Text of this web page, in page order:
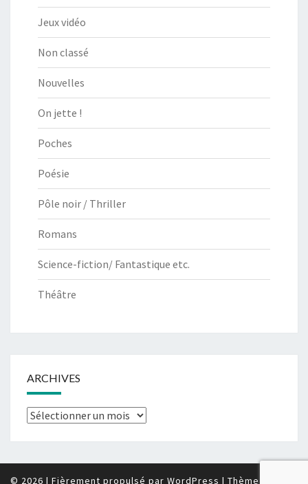
Jeux vidéo
Non classé
Nouvelles
On jette !
Poches
Poésie
Pôle noir / Thriller
Romans
Science-fiction/ Fantastique etc.
Théâtre
ARCHIVES
Archives
© 2026 | Fièrement propulsé par WordPress | Thème :